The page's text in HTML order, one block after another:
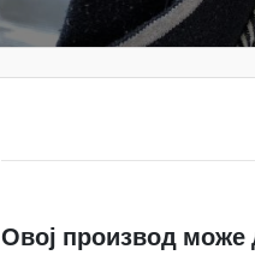
Овој производ може